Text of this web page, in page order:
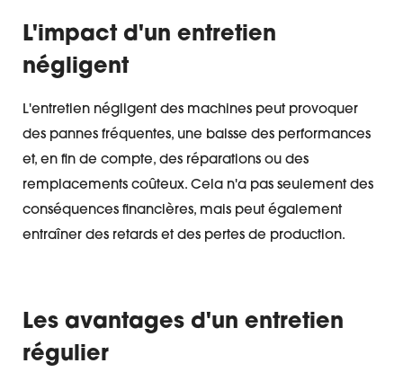
L'impact d'un entretien
négligent
L'entretien négligent des machines peut provoquer
des pannes fréquentes, une baisse des performances
et, en fin de compte, des réparations ou des
remplacements coûteux. Cela n'a pas seulement des
conséquences financières, mais peut également
entraîner des retards et des pertes de production.
Les avantages d'un entretien
régulier